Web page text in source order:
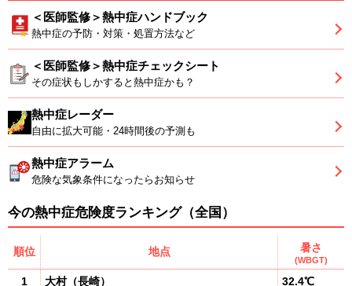
＜医師監修＞熱中症ハンドブック
熱中症の予防・対策・処置方法など
＜医師監修＞熱中症チェックシート
その症状もしかすると熱中症かも？
熱中症レーダー
自由に拡大可能・24時間後の予測も
熱中症アラーム
危険な気象条件になったらお知らせ
今の熱中症危険度ランキング（全国）
順位 地点 暑さ
(WBGT)
1 大村（長崎） 32.4℃